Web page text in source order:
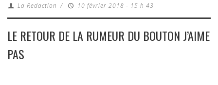
La Redaction / 10 février 2018 - 15 h 43
LE RETOUR DE LA RUMEUR DU BOUTON J’AIME
PAS